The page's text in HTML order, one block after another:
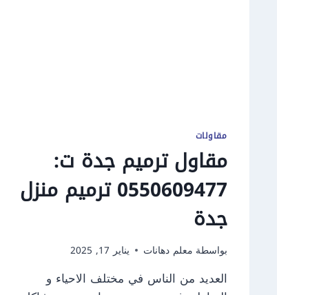
مقاولات
مقاول ترميم جدة ت:
0550609477 ترميم منزل
جدة
بواسطة معلم دهانات يناير 17, 2025
العديد من الناس في مختلف الاحياء و